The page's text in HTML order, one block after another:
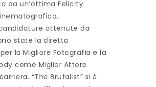
da un’ottima Felicity
ottenute da
state la diretta
la Migliore Fotografia e la
come Miglior Attore
“The Brutalist” si è